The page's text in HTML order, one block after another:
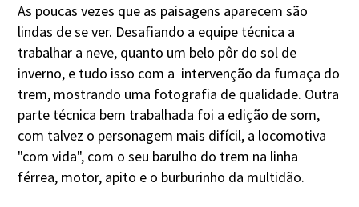
As poucas vezes que as paisagens aparecem são
lindas de se ver. Desafiando a equipe técnica a
trabalhar a neve, quanto um belo pôr do sol de
inverno, e tudo isso com a intervenção da fumaça do
trem, mostrando uma fotografia de qualidade. Outra
parte técnica bem trabalhada foi a edição de som,
com talvez o personagem mais difícil, a locomotiva
"com vida", com o seu barulho do trem na linha
férrea, motor, apito e o burburinho da multidão.